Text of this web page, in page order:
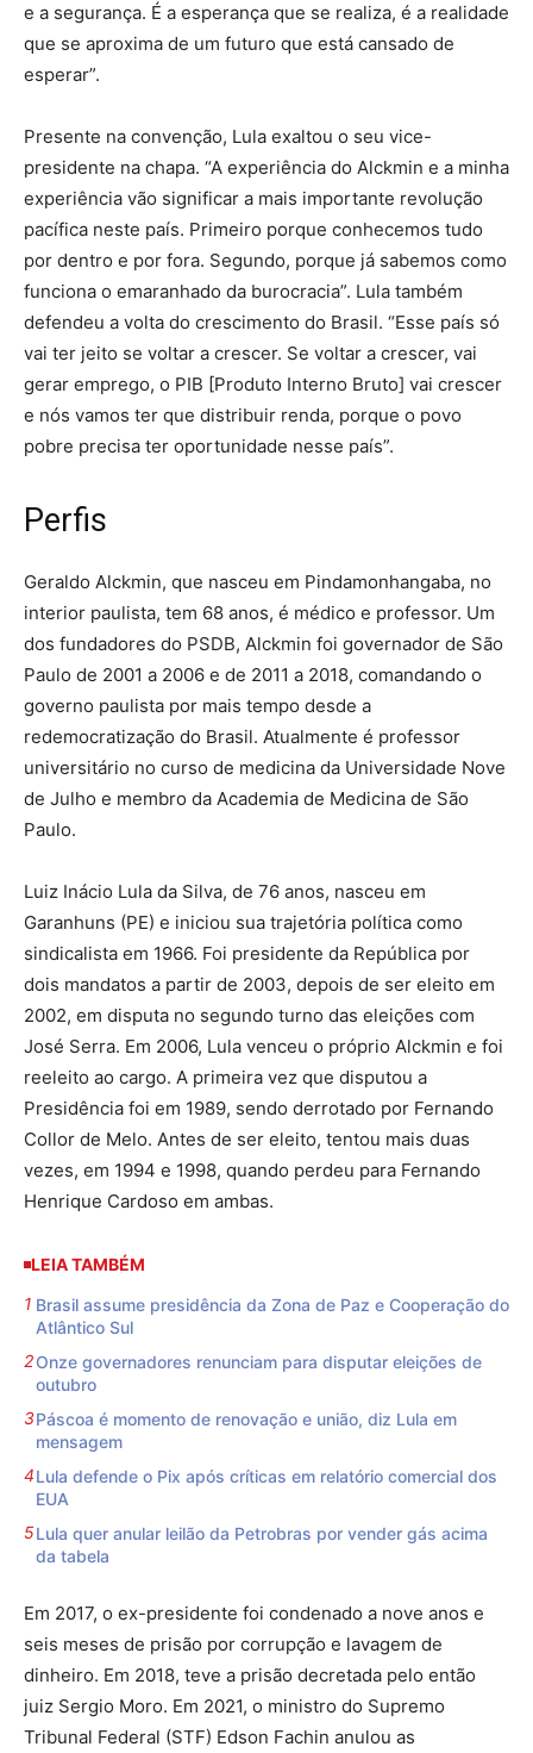
e a segurança. É a esperança que se realiza, é a realidade
que se aproxima de um futuro que está cansado de
esperar”.
Presente na convenção, Lula exaltou o seu vice-
presidente na chapa. “A experiência do Alckmin e a minha
experiência vão significar a mais importante revolução
pacífica neste país. Primeiro porque conhecemos tudo
por dentro e por fora. Segundo, porque já sabemos como
funciona o emaranhado da burocracia”. Lula também
defendeu a volta do crescimento do Brasil. “Esse país só
vai ter jeito se voltar a crescer. Se voltar a crescer, vai
gerar emprego, o PIB [Produto Interno Bruto] vai crescer
e nós vamos ter que distribuir renda, porque o povo
pobre precisa ter oportunidade nesse país”.
Perfis
Geraldo Alckmin, que nasceu em Pindamonhangaba, no
interior paulista, tem 68 anos, é médico e professor. Um
dos fundadores do PSDB, Alckmin foi governador de São
Paulo de 2001 a 2006 e de 2011 a 2018, comandando o
governo paulista por mais tempo desde a
redemocratização do Brasil. Atualmente é professor
universitário no curso de medicina da Universidade Nove
de Julho e membro da Academia de Medicina de São
Paulo.
Luiz Inácio Lula da Silva, de 76 anos, nasceu em
Garanhuns (PE) e iniciou sua trajetória política como
sindicalista em 1966. Foi presidente da República por
dois mandatos a partir de 2003, depois de ser eleito em
2002, em disputa no segundo turno das eleições com
José Serra. Em 2006, Lula venceu o próprio Alckmin e foi
reeleito ao cargo. A primeira vez que disputou a
Presidência foi em 1989, sendo derrotado por Fernando
Collor de Melo. Antes de ser eleito, tentou mais duas
vezes, em 1994 e 1998, quando perdeu para Fernando
Henrique Cardoso em ambas.
LEIA TAMBÉM
Brasil assume presidência da Zona de Paz e Cooperação do
Atlântico Sul
Onze governadores renunciam para disputar eleições de
outubro
Páscoa é momento de renovação e união, diz Lula em
mensagem
Lula defende o Pix após críticas em relatório comercial dos
EUA
Lula quer anular leilão da Petrobras por vender gás acima
da tabela
Em 2017, o ex-presidente foi condenado a nove anos e
seis meses de prisão por corrupção e lavagem de
dinheiro. Em 2018, teve a prisão decretada pelo então
juiz Sergio Moro. Em 2021, o ministro do Supremo
Tribunal Federal (STF) Edson Fachin anulou as